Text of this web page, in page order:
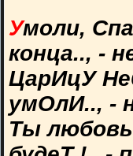
Умоли,
конца.., -
ЦарИцУ
умОлИ.., -
Ты